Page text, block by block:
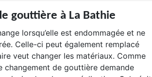
gouttière à La Bathie
lorsqu’elle est endommagée et ne
Celle-ci peut également remplacé
veut changer les matériaux. Comme
changement de gouttière demande